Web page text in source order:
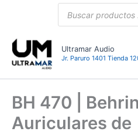
Ultramar Audio
Jr. Paruro 1401 Tienda
BH 470 |
Auriculares de